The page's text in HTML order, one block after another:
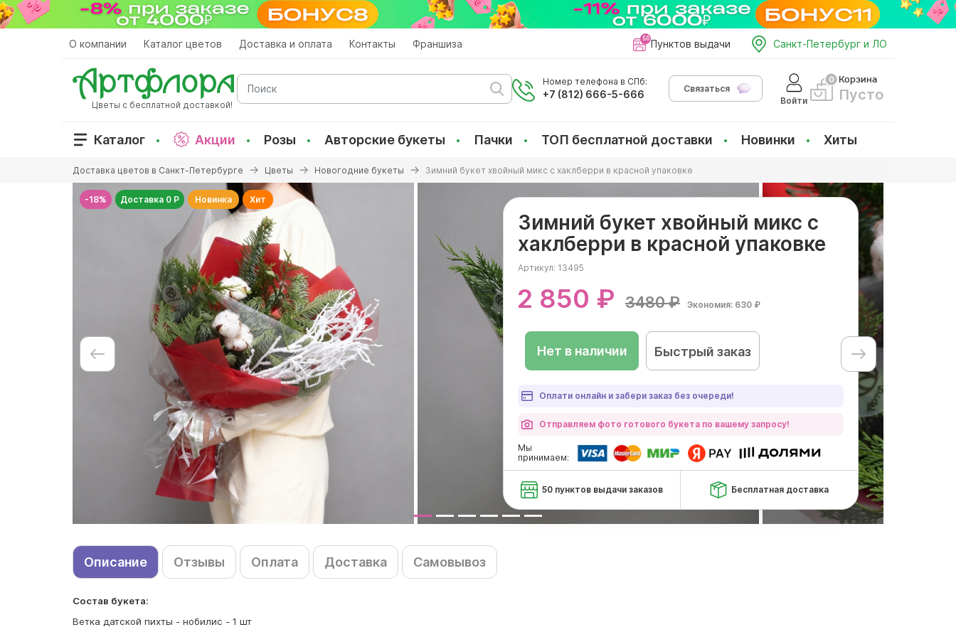
Перейти
к
О компании Каталог цветов Доставка и оплата Контакты Франшиза Пунктов выдачи Санкт-Петербург и ЛО
Цветы с бесплатной доставкой!
Поиск
Номер телефона в СПб:
+7 (812) 666-5-666
Связаться
Войти
Корзина
Пусто
Каталог Акции Розы Авторские букеты Пачки ТОП бесплатной доставки Новинки Хиты
здесь
Доставка цветов в Санкт-Петербурге Цветы Новогодние букеты Зимний букет хвойный микс с хаклберри в красной упаковке
-18% Доставка 0 Р Новинка Хит
Зимний букет хвойный микс с
хаклберри в красной упаковке
Артикул: 13495
2 850 ₽ 3480 ₽ Экономия: 630 ₽
Нет в наличии Быстрый заказ
Оплати онлайн и забери заказ без очереди!
Отправляем фото готового букета по вашему запросу!
Мы
принимаем:
50 пунктов выдачи заказов Бесплатная доставка
Описание Отзывы Оплата Доставка Самовывоз
Состав букета:
Ветка датской пихты - нобилис - 1 шт